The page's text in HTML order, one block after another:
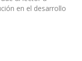
en el desarrollo